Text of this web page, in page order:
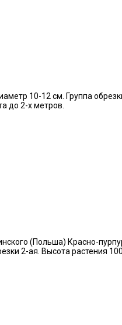
10-12 см. Группа
до 2-х метров.
(Польша) Красно-
2-ая. Высота растения